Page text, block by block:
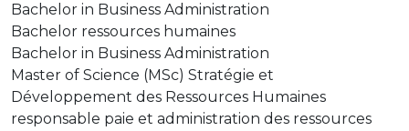
Bachelor in Business Administration
Bachelor ressources humaines
Bachelor in Business Administration
Master of Science (MSc) Stratégie et
Développement des Ressources Humaines
responsable paie et administration des ressources